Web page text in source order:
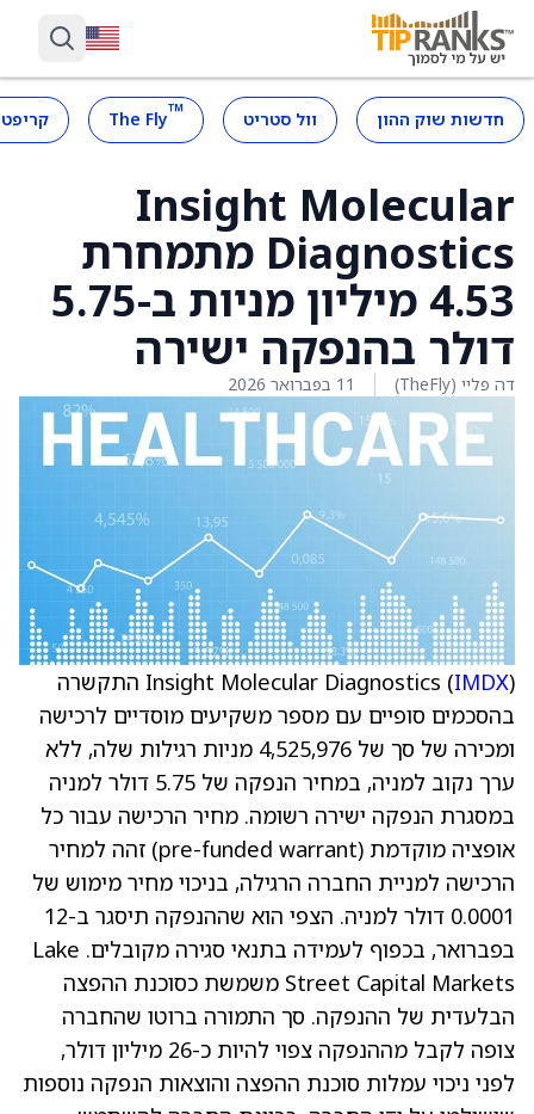
חדשות שוק ההון וול סטריט ™
The Fly
Insight Molecular
Diagnostics מתמחרת
4.53 מיליון מניות ב-5.75
דולר בהנפקה ישירה
דה פליי (TheFly) 11 בפברואר 2026
Insight Molecular Diagnostics (IMDX
) התקשרה
בהסכמים סופיים עם מספר משקיעים מוסדיים לרכישה
ומכירה של סך של 4,525,976 מניות רגילות שלה, ללא
ערך נקוב למניה, במחיר הנפקה של 5.75 דולר למניה
במסגרת הנפקה ישירה רשומה. מחיר הרכישה עבור כל
אופציה מוקדמת (pre-funded warrant) זהה למחיר
הרכישה למניית החברה הרגילה, בניכוי מחיר מימוש של
0.0001 דולר למניה. הצפי הוא שההנפקה תיסגר ב-12
בפברואר, בכפוף לעמידה בתנאי סגירה מקובלים. Lake
Street Capital Markets משמשת כסוכנת ההפצה
הבלעדית של ההנפקה. סך התמורה ברוטו שהחברה
צופה לקבל מההנפקה צפוי להיות כ-26 מיליון דולר,
לפני ניכוי עמלות סוכנת ההפצה והוצאות הנפקה נוספות